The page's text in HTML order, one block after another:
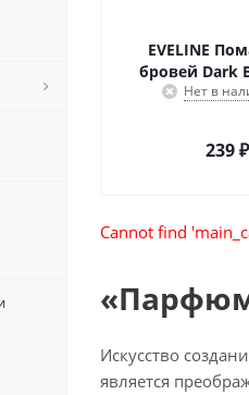
EVELINE
бровей Dark
Нет в
239₽
Cannot find
Искусство
является